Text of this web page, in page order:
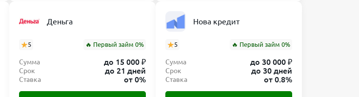
Деньга
5 🔥 Первый займ 0%
Сумма до 15 000 ₽
Срок до 21 дней
Ставка от 0%
Нова кредит
5 🔥 Первый займ 0%
Сумма до 30 000 ₽
Срок до 30 дней
Ставка от 0.8%